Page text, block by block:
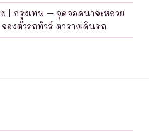
| กรุงเทพ – จุดจอดนาจะหลวย
องตั๋วรถทัวร์ ตารางเดินรถ